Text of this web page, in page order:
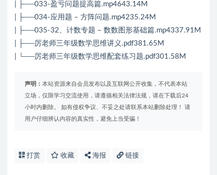
| ├──033-盈亏问题提高篇.mp4643.14M
| ├──034-应用题 – 方阵问题.mp4235.24M
| ├──035-32、计数专题 – 数数图形基础篇.mp4337.91M
| ├──厉老师三年级数学思维讲义.pdf381.65M
| └──厉老师三年级数学思维配套练习题.pdf301.58M
声明： 本站资源来自会员发布以及互联网公开收集，不代表本站
立场，仅限学习交流使用，请遵循相关法律法规，请在下载后24
小时内删除。 如有侵权争议、不妥之处请联系本站删除处理！ 请
用户仔细辨认内容的真实性，避免上当受骗！
打赏 收藏 海报 链接